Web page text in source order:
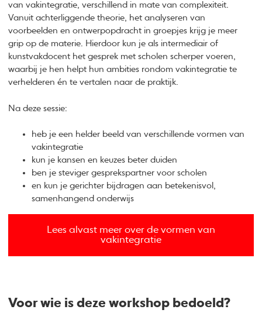
van vakintegratie, verschillend in mate van complexiteit.
Vanuit achterliggende theorie, het analyseren van
voorbeelden en ontwerpopdracht in groepjes krijg je meer
grip op de materie. Hierdoor kun je als intermediair of
kunstvakdocent het gesprek met scholen scherper voeren,
waarbij je hen helpt hun ambities rondom vakintegratie te
verhelderen én te vertalen naar de praktijk.
Na deze sessie:
heb je een helder beeld van verschillende vormen van
vakintegratie
kun je kansen en keuzes beter duiden
ben je steviger gesprekspartner voor scholen
en kun je gerichter bijdragen aan betekenisvol,
samenhangend onderwijs
Lees alvast meer over de vormen van
vakintegratie
Voor wie is deze workshop bedoeld?